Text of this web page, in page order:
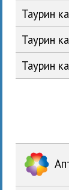
Таурин
Таурин
Таурин